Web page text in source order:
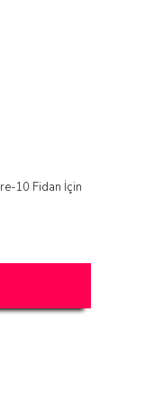
10 Fidan İçin